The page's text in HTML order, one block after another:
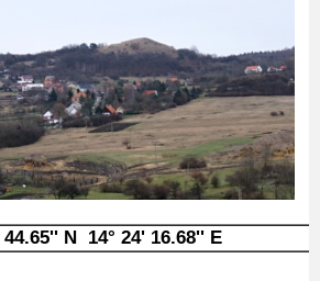
44.65'' N 14° 24' 16.68'' E